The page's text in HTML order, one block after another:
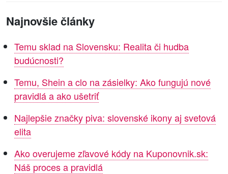
Najnovšie články
Temu sklad na Slovensku: Realita či hudba
budúcnosti?
Temu, Shein a clo na zásielky: Ako fungujú nové
pravidlá a ako ušetriť
Najlepšie značky piva: slovenské ikony aj svetová
elita
Ako overujeme zľavové kódy na Kuponovnik.sk:
Náš proces a pravidlá